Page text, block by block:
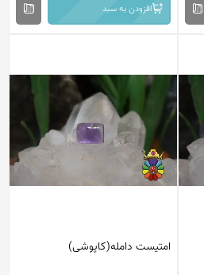
افزودن به سبد
امتیست دامله(کاپوشی)